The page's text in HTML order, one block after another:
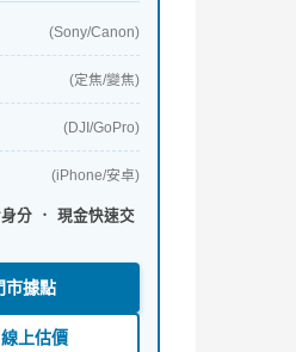
(Sony/Canon)
(定焦/變焦)
(DJI/GoPro)
(iPhone/安卓)
分 ． 現金快速交
市據點
上估價